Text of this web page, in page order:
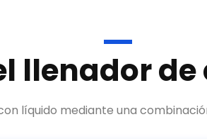
llenador
líquido mediante una